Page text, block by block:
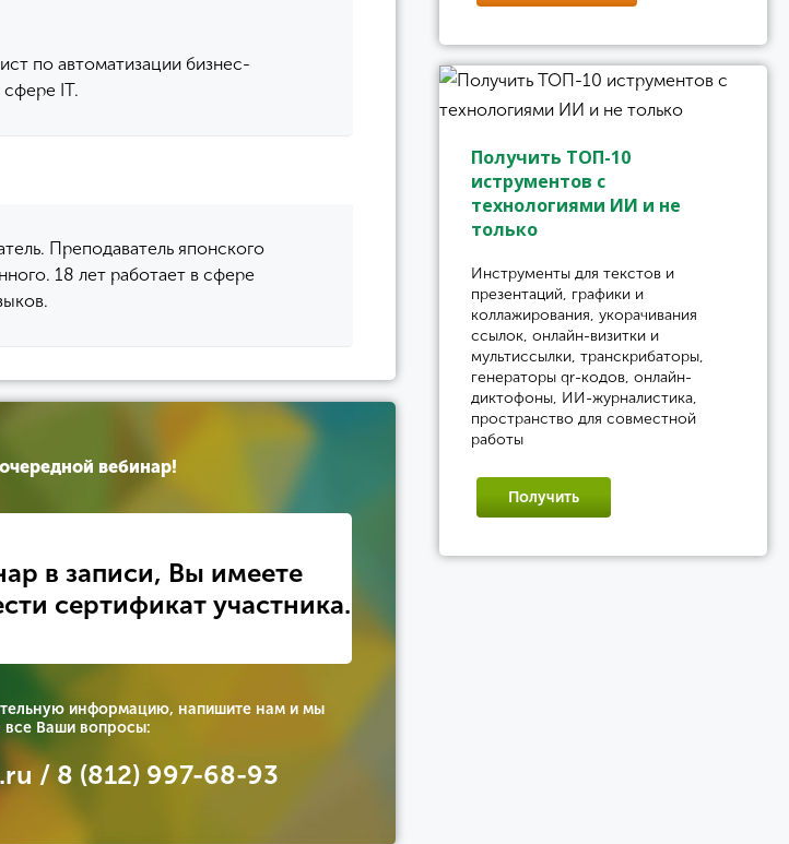
по автоматизации бизнес-
сфере IT.
Преподаватель японского
18 лет работает в сфере
вебинар!
в записи, Вы имеете
сертификат участника.
информацию, напишите нам и мы
все Ваши вопросы:
/ 8 (812) 997-68-93
Получить ТОП-10
иструментов с
технологиями ИИ и не
только
Инструменты для текстов и
презентаций, графики и
коллажирования, укорачивания
ссылок, онлайн-визитки и
мультиссылки, транскрибаторы,
генераторы qr-кодов, онлайн-
диктофоны, ИИ-журналистика,
пространство для совместной
работы
Получить